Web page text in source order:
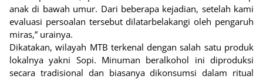
anak di bawah umur. Dari beberapa kejadian, setelah kami
evaluasi persoalan tersebut dilatarbelakangi oleh pengaruh
miras,” urainya.
Dikatakan, wilayah MTB terkenal dengan salah satu produk
lokalnya yakni Sopi. Minuman beralkohol ini diproduksi
secara tradisional dan biasanya dikonsumsi dalam ritual